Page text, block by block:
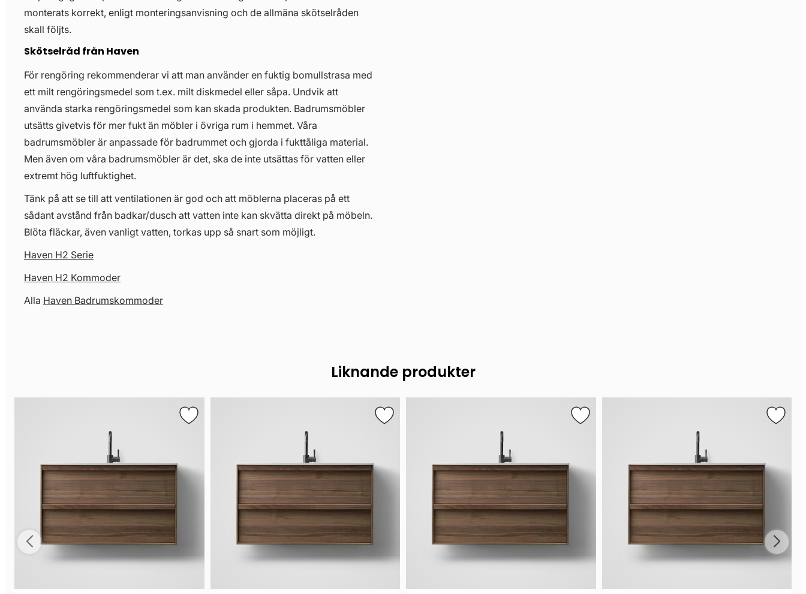
monterats korrekt, enligt monteringsanvisning och de allmäna skötselråden
skall följts.
Skötselråd från Haven
För rengöring rekommenderar vi att man använder en fuktig bomullstrasa med
ett milt rengöringsmedel som t.ex. milt diskmedel eller såpa. Undvik att
använda starka rengöringsmedel som kan skada produkten. Badrumsmöbler
utsätts givetvis för mer fukt än möbler i övriga rum i hemmet. Våra
badrumsmöbler är anpassade för badrummet och gjorda i fukttåliga material.
Men även om våra badrumsmöbler är det, ska de inte utsättas för vatten eller
extremt hög luftfuktighet.
Tänk på att se till att ventilationen är god och att möblerna placeras på ett
sådant avstånd från badkar/dusch att vatten inte kan skvätta direkt på möbeln.
Blöta fläckar, även vanligt vatten, torkas upp så snart som möjligt.
Haven H2 Serie
Haven H2 Kommoder
Alla Haven Badrumskommoder
Liknande produkter